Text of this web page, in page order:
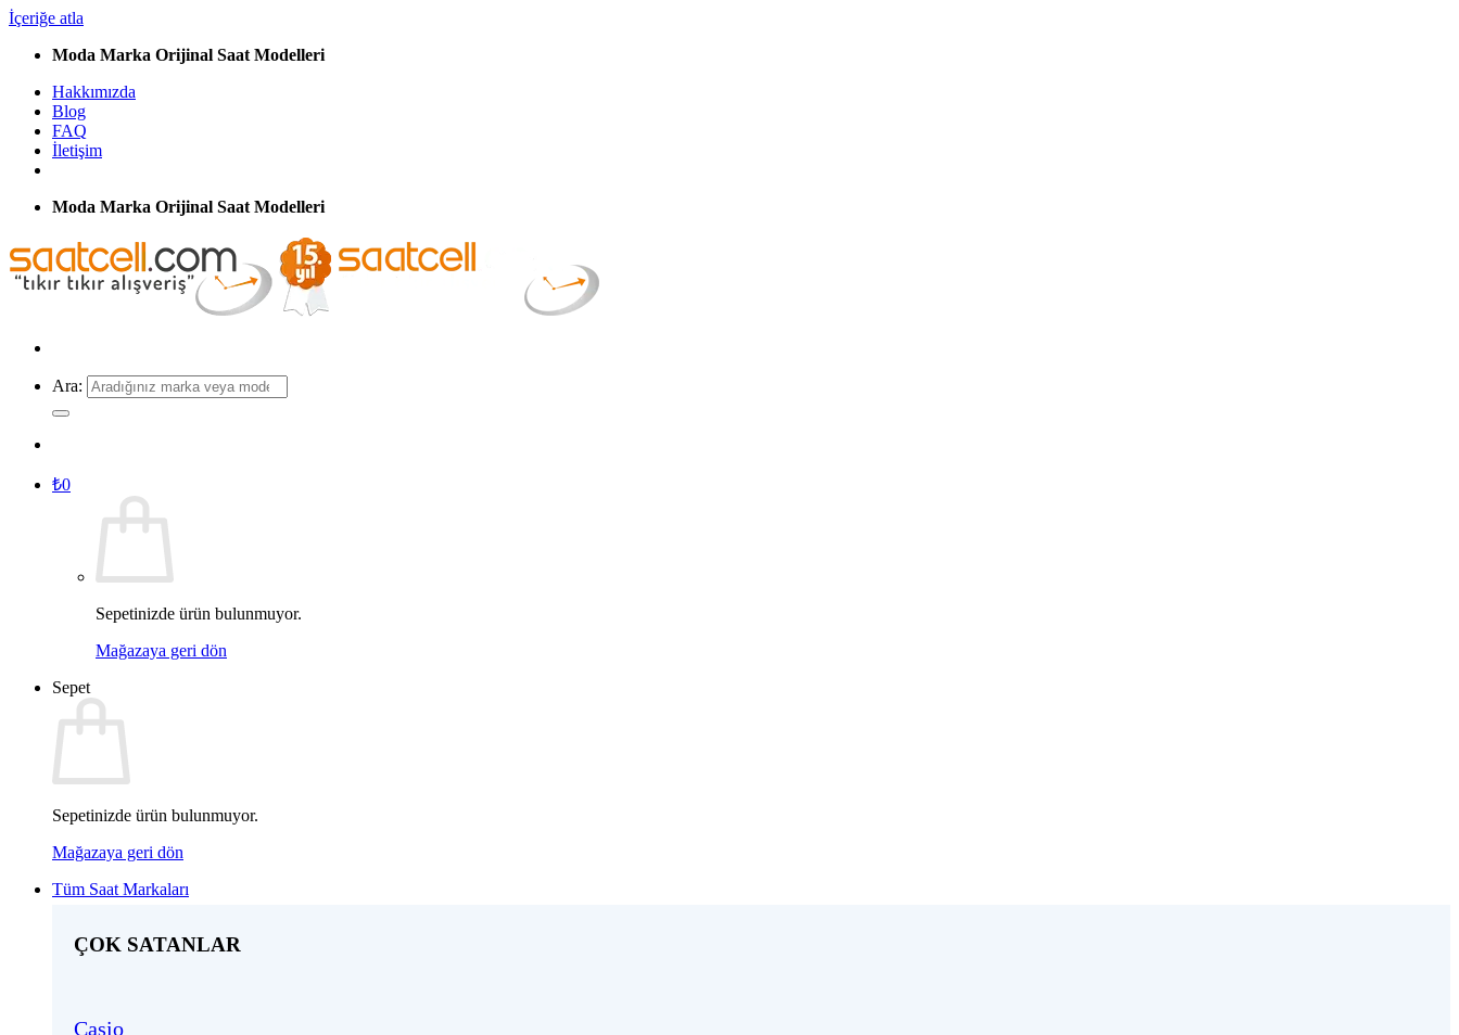
İçeriğe atla
Moda Marka Orijinal Saat Modelleri
Hakkımızda
Blog
FAQ
İletişim
Moda Marka Orijinal Saat Modelleri
Ara:
₺0
Sepetinizde ürün bulunmuyor.
Mağazaya geri dön
Sepet
Sepetinizde ürün bulunmuyor.
Mağazaya geri dön
Tüm Saat Markaları
ÇOK SATANLAR
Casio